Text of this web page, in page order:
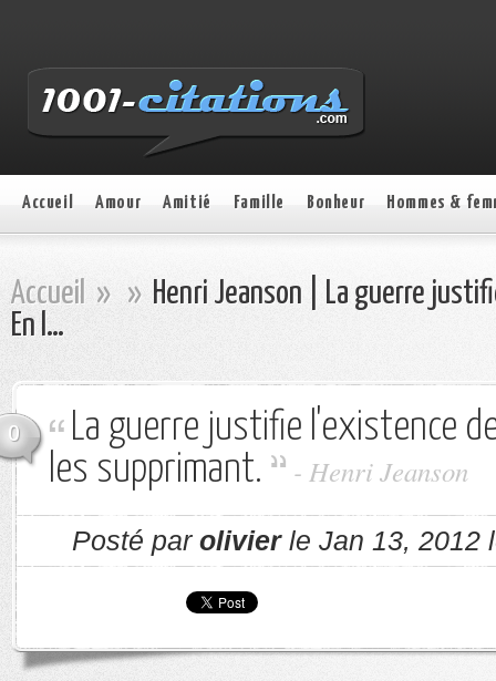
Accueil Amour Amitié Famille Bonheur Hommes &
Accueil » » Henri Jeanson | La guerre
En l…
0
La guerre justifie l'existence
les supprimant.
- Henri Jeanson
Posté par olivierle Jan 13, 2012